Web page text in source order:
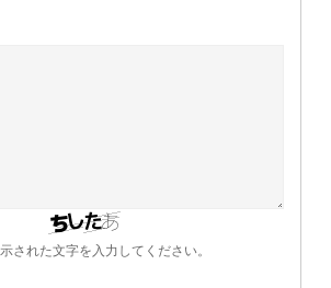
された文字を入力してください。